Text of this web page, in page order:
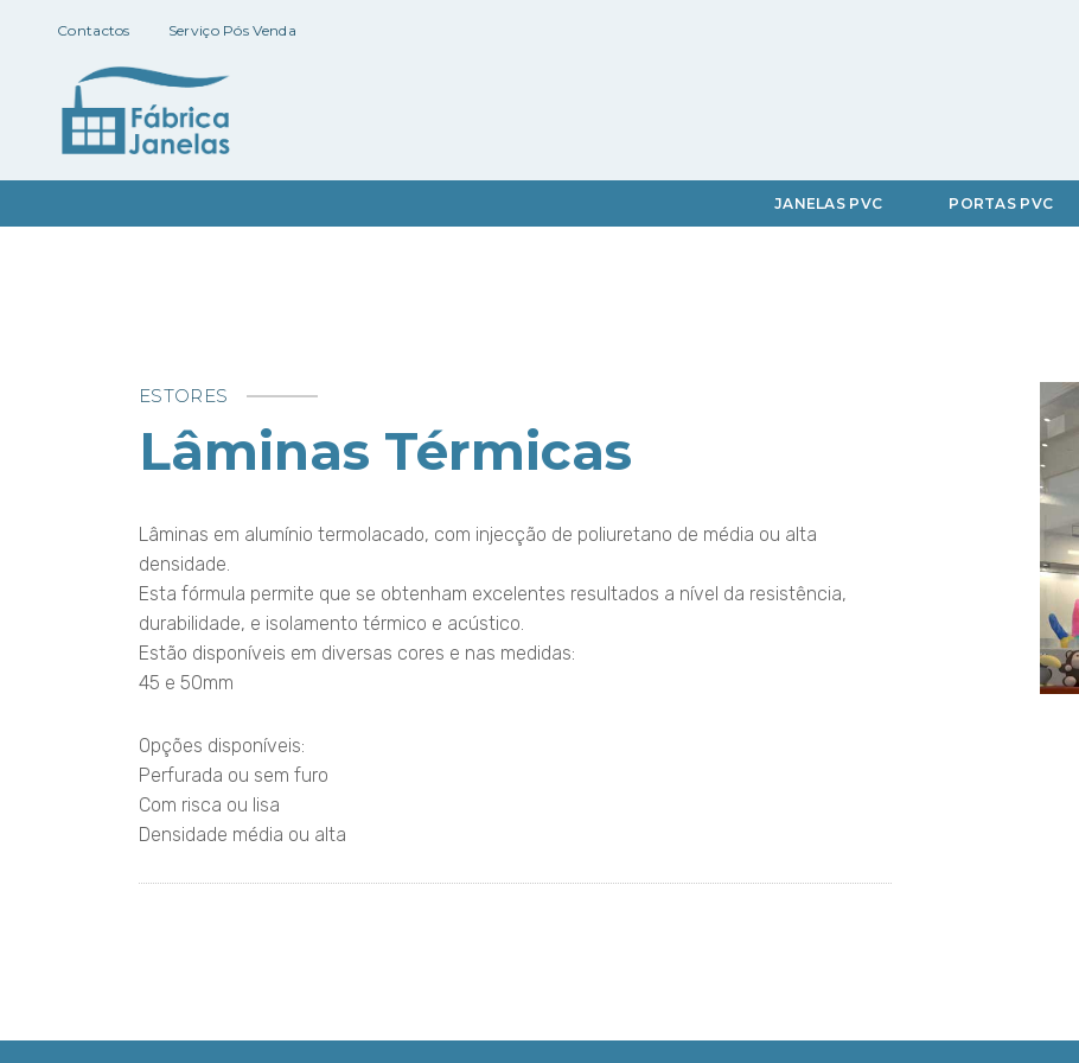
Contactos Serviço Pós Venda
JANELAS PVC PORTAS PVC
ESTORES
Lâminas Térmicas
Lâminas em alumínio termolacado, com injecção de poliuretano de média ou alta
densidade.
Esta fórmula permite que se obtenham excelentes resultados a nível da resistência,
durabilidade, e isolamento térmico e acústico.
Estão disponíveis em diversas cores e nas medidas:
45 e 50mm
Opções disponíveis:
Perfurada ou sem furo
Com risca ou lisa
Densidade média ou alta